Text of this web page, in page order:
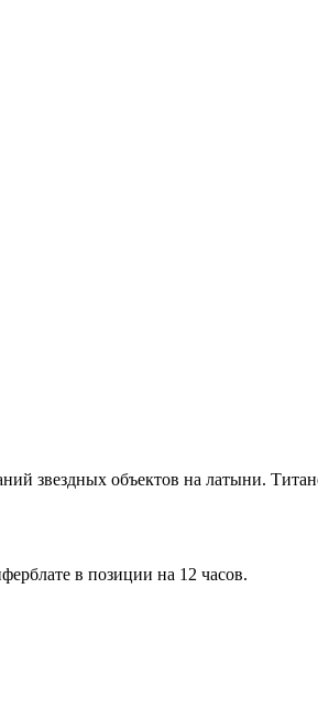
звездных объектов на латыни.
в позиции на 12 часов.